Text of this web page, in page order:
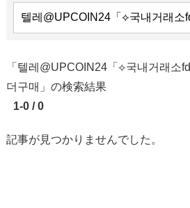
「텔레@UPCOIN24「⟡국내거래소
더구매」の検索結果
1-0 / 0
記事が見つかりませんでした。